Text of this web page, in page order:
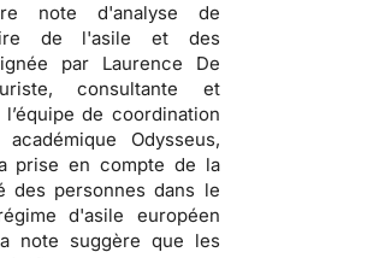
note d'analyse de
de l'asile et des
par Laurence De
consultante et
de coordination
Odysseus,
prise en compte de la
des personnes dans le
d'asile européen
note suggère que les